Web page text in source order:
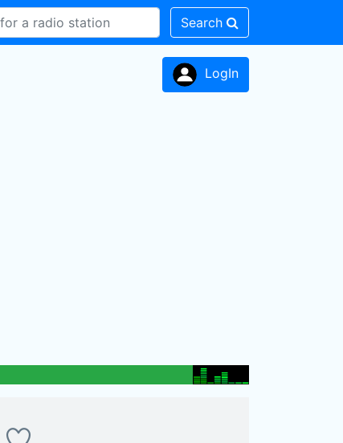
Search
LogIn